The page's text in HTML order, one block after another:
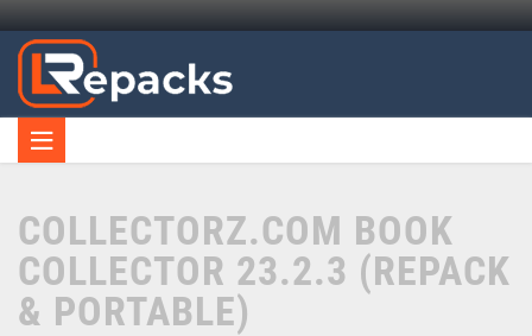
COLLECTORZ.COM BOOK
COLLECTOR 23.2.3 (REPACK
& PORTABLE)